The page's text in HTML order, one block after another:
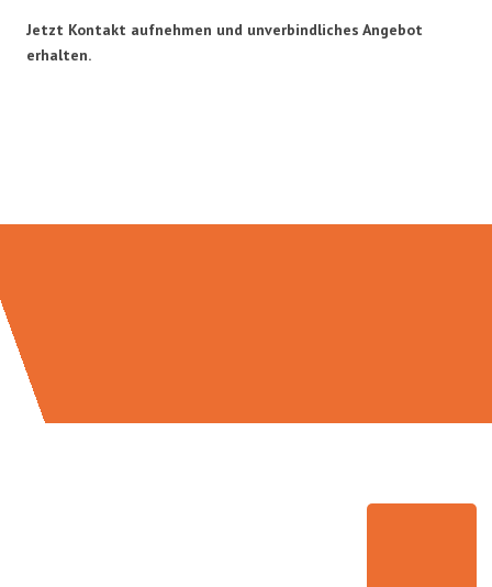
Jetzt Kontakt aufnehmen und unverbindliches Angebot
erhalten.